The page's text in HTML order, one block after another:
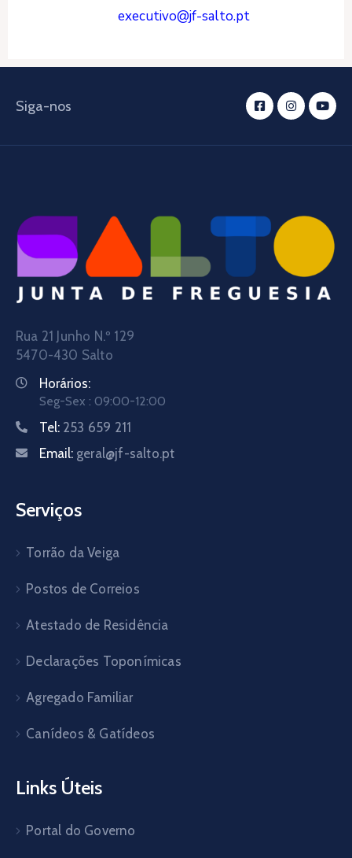
executivo@jf-salto.pt
Siga-nos
Rua 21 Junho N.º 129
5470-430 Salto
Horários:
Seg-Sex : 09:00-12:00
Tel: 253 659 211
Email: geral@jf-salto.pt
Serviços
Torrão da Veiga
Postos de Correios
Atestado de Residência
Declarações Toponímicas
Agregado Familiar
Canídeos & Gatídeos
Links Úteis
Portal do Governo